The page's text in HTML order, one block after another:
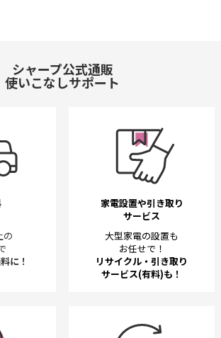
シャープ公式通販
使いこなしサポート
の
に！
家電設置や引き取り
サービス
大型家電の設置も
お任せで！
リサイクル・引き取り
サービス(有料)も！